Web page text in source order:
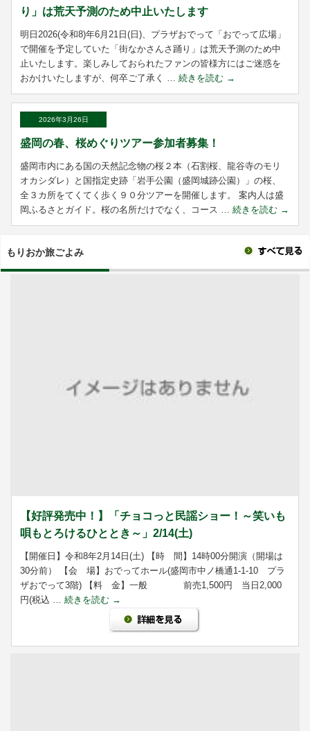
り」は荒天予測のため中止いたします
明日2026(令和8)年6月21日(日)、プラザおでって「おでって広場」
で開催を予定していた「街なかさんさ踊り」は荒天予測のため中
止いたします。楽しみしておられたファンの皆様方にはご迷惑を
おかけいたしますが、何卒ご了承く …続きを読む →
2026年3月26日
盛岡の春、桜めぐりツアー参加者募集！
盛岡市内にある国の天然記念物の桜２本（石割桜、龍谷寺のモリ
オカシダレ）と国指定史跡「岩手公園（盛岡城跡公園）」の桜、
全３カ所をてくてく歩く９０分ツアーを開催します。 案内人は盛
岡ふるさとガイド。桜の名所だけでなく、コース …続きを読む →
もりおか旅ごよみ
【好評発売中！】「チョコっと民謡ショー！～笑いも
唄もとろけるひととき～」2/14(土)
【開催日】令和8年2月14日(土) 【時 間】14時00分開演（開場は
30分前） 【会 場】おでってホール(盛岡市中ノ橋通1-1-10 プラ
ザおでって3階) 【料 金】一般 前売1,500円 当日2,000
円(税込 …続きを読む →